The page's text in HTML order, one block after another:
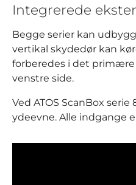
Integrerede
Begge serier kan
vertikal skydedør kan
forberedes i det primære
venstre side.
Ved ATOS ScanBox
ydeevne. Alle indgange